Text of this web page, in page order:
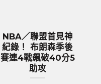
NBA／聯盟首見神
紀錄！ 布朗森季後
賽連4戰飆破40分5
助攻